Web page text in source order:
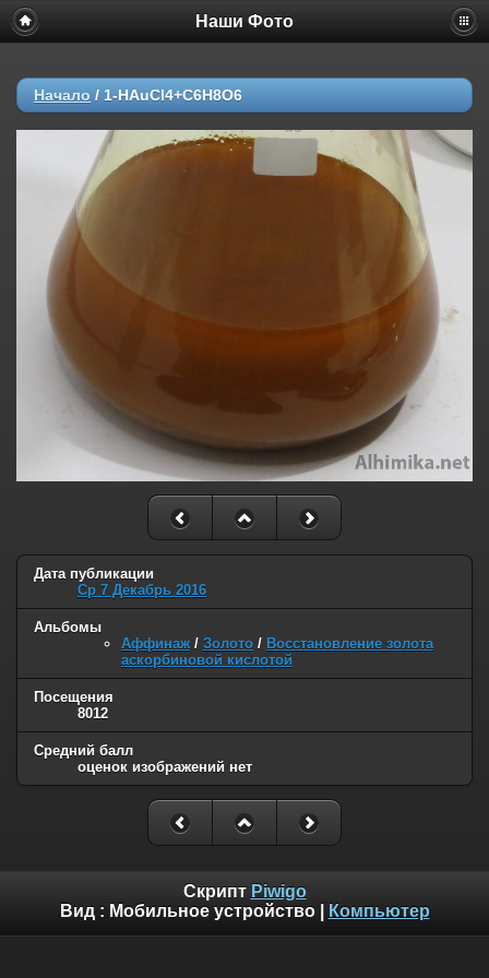
Наши Фото
Начало / 1-HAuCl4+C6H8O6
Дата публикации
Ср 7 Декабрь 2016
Альбомы
Аффинаж / Золото / Восстановление золота
аскорбиновой кислотой
Посещения
8012
Средний балл
оценок изображений нет
Скрипт Piwigo
Вид : Мобильное устройство| Компьютер